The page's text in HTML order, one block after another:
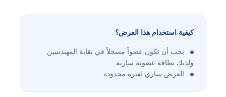
كيفية استخدام هذا العرض؟
يجب أن تكون عضواً مسجلاً في نقابة المهندسين
ولديك بطاقة عضوية سارية.
العرض ساري لفترة محدودة.